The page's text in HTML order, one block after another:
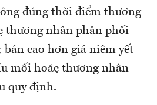
đúng thời điểm thương
thương nhân phân phối
cao hơn giá niêm yết
mối hoặc thương nhân
quy định.